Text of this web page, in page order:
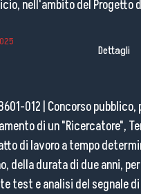
nell'ambito del Progetto
Dettagli
012 Concorso pubblico,
di un "Ricercatore",
di lavoro a tempo
della durata di due anni, per
test e analisi del segnale di